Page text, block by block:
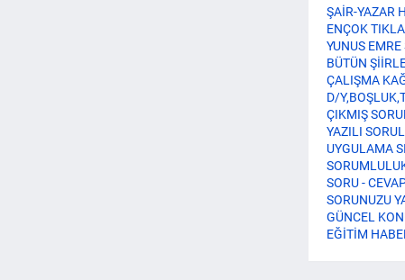
ŞAİR-YAZAR
ENÇOK
YUNUS
BÜTÜN
ÇALIŞMA
D/
ÇIKMIŞ
YAZILI
UYGULAMA
SORU -
SORUNUZU
GÜNCEL
EĞİTİM